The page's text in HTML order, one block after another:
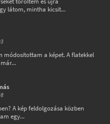
látom, mintha kicsit...
módositottam a képet. A flatekkel
A kép feldolgozása közben
egy...